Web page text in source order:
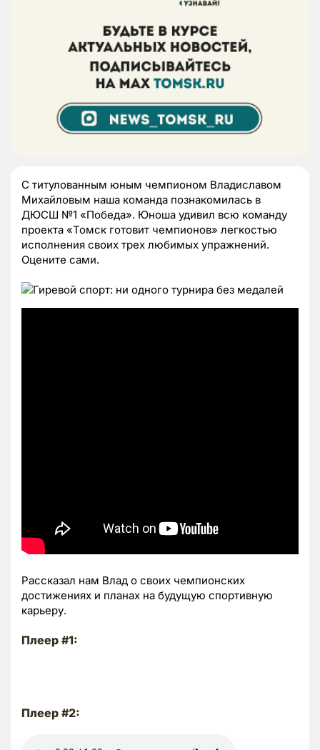
С титулованным юным чемпионом Владиславом
Михайловым наша команда познакомилась в
ДЮСШ №1 «Победа». Юноша удивил всю команду
проекта «Томск готовит чемпионов» легкостью
исполнения своих трех любимых упражнений.
Оцените сами.
Рассказал нам Влад о своих чемпионских
достижениях и планах на будущую спортивную
карьеру.
Плеер #1:
Плеер #2: